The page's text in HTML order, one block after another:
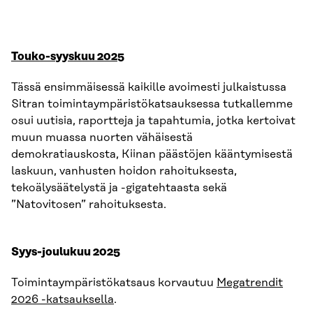
Touko-syyskuu 2025
Tässä ensimmäisessä kaikille avoimesti julkaistussa
Sitran toimintaympäristökatsauksessa tutkallemme
osui uutisia, raportteja ja tapahtumia, jotka kertoivat
muun muassa nuorten vähäisestä
demokratiauskosta, Kiinan päästöjen kääntymisestä
laskuun, vanhusten hoidon rahoituksesta,
tekoälysäätelystä ja -gigatehtaasta sekä
”Natovitosen” rahoituksesta.
Syys-joulukuu 2025
Toimintaympäristökatsaus korvautuu Megatrendit
2026 -katsauksella.